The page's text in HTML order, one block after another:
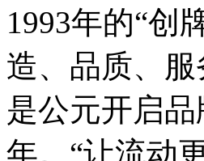
1993年的“创
造、品质、
是公元开启
年。“让流动